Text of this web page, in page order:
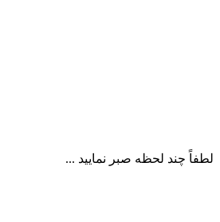
لطفاً چند لحظه صبر نمایید ...